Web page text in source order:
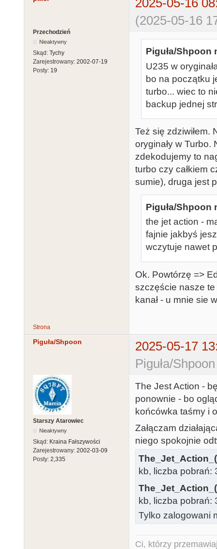
2025-05-16
(2025-05-16
Przechodzień
Nieaktywny
Skąd: Tychy
Zarejestrowany: 2002-07-19
Posty: 19
Piguła/Shpoon
U235 w
bo na początku
turbo... wiec to
backup jednej
Też się zdziwiłem.
oryginały w Turbo.
zdekodujemy to
turbo czy całkiem
sumie), druga jest
Piguła/Shpoon
the jet action -
fajnie jakbyś
wczytuje nawet
Ok. Powtórzę =>
szczęście nasze te
kanał - u mnie sie
Strona
Piguła/Shpoon
2025-05-17
Piguła/
Starszy Atarowiec
Nieaktywny
Skąd: Kraina Fałszywości
Zarejestrowany: 2002-03-09
Posty: 2,335
The Jest Action -
ponownie - bo
końcówka taśmy i
Załączam
niego spokojnie
kb, liczba
kb, liczba pobrań:
Tylko zalogowani
Ci, którzy